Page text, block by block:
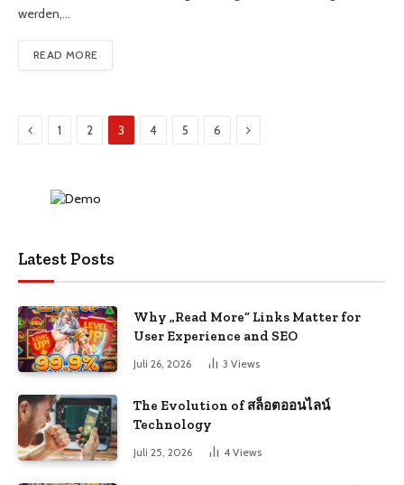
werden,…
READ MORE
Previous
1 2 3 4 5 6 Next
Latest Posts
Why „Read More“ Links Matter for
User Experience and SEO
Juli 26, 2026 3 Views
The Evolution of สล็อตออนไลน์
Technology
Juli 25, 2026 4 Views